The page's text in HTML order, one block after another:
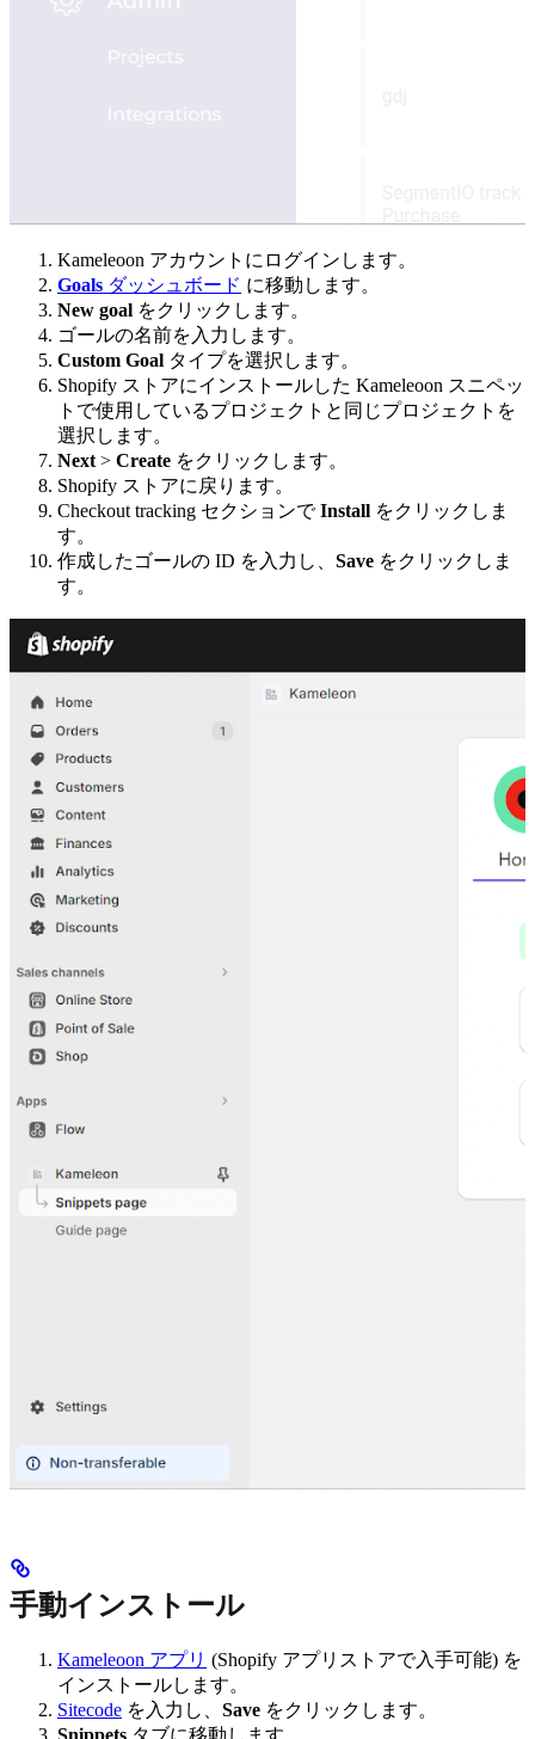
Kameleoon アカウントにログインします。
Goals ダッシュボード に移動します。
New goal をクリックします。
ゴールの名前を入力します。
Custom Goal タイプを選択します。
Shopify ストアにインストールした Kameleoon スニペッ
トで使用しているプロジェクトと同じプロジェクトを
選択します。
Next > Create をクリックします。
Shopify ストアに戻ります。
Checkout tracking セクションでInstall をクリックしま
す。
作成したゴールの ID を入力し、 Save をクリックしま
す。
手動インストール
Kameleoon アプリ (Shopify アプリストアで入手可能) を
インストールします。
Sitecode を入力し、 Save をクリックします。
Snippets タブに移動します。